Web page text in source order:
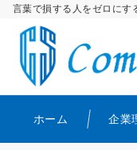
言葉で損する人をゼロにす
ホーム 企業